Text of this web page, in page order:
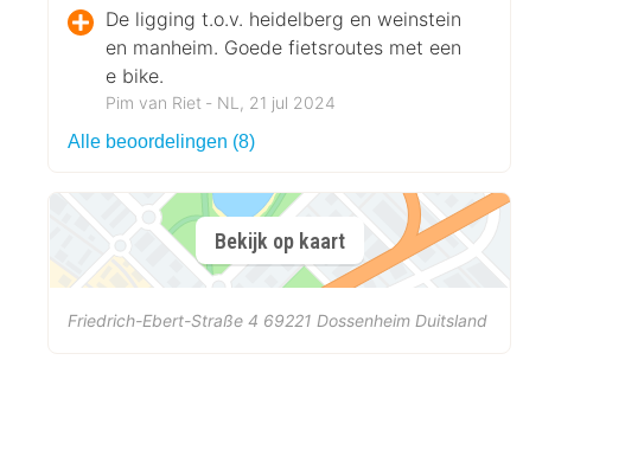
De ligging t.o.v. heidelberg en weinstein
en manheim. Goede fietsroutes met een
e bike.
Pim van Riet ‐ NL, 21 jul 2024
Alle beoordelingen (8)
Bekijk op kaart
Friedrich-Ebert-Straße 4 69221 Dossenheim Duitsland